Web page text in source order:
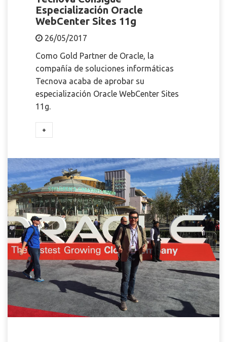
Especialización Oracle
WebCenter Sites 11g
26/05/2017
Como Gold Partner de Oracle, la
compañía de soluciones informáticas
Tecnova acaba de aprobar su
especialización Oracle WebCenter Sites
11g.
+